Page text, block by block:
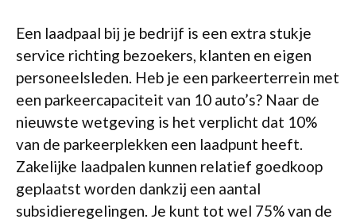
Een laadpaal bij je bedrijf is een extra stukje
service richting bezoekers, klanten en eigen
personeelsleden. Heb je een parkeerterrein met
een parkeercapaciteit van 10 auto’s? Naar de
nieuwste wetgeving is het verplicht dat 10%
van de parkeerplekken een laadpunt heeft.
Zakelijke laadpalen kunnen relatief goedkoop
geplaatst worden dankzij een aantal
subsidieregelingen. Je kunt tot wel 75% van de